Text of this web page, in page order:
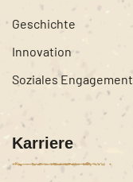
Geschichte
Innovation
Soziales Engagement
Karriere